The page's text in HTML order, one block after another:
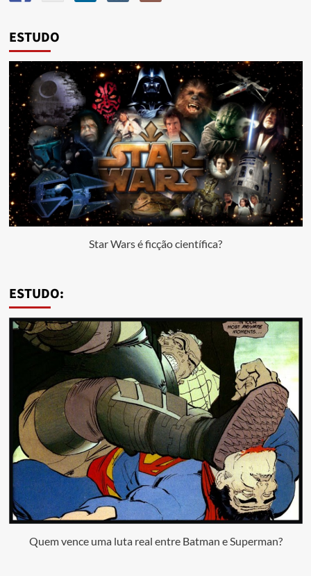
ESTUDO
Star Wars é ficção científica?
ESTUDO:
Quem vence uma luta real entre Batman e Superman?